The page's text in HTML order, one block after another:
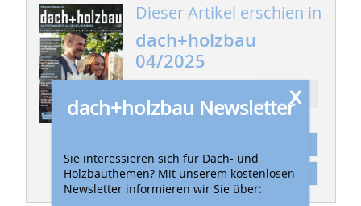
Dieser Artikel erschien in
dach+holzbau
04/2025
Inhaltsverzeichnis
x
dach+holzbau Newsletter
Sie interessieren sich für Dach- und
Holzbauthemen? Mit unserem kostenlosen
Newsletter informieren wir Sie über: